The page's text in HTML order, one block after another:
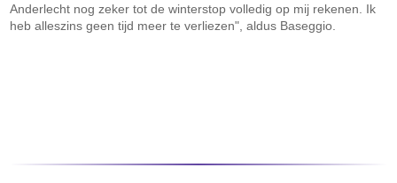
Anderlecht nog zeker tot de winterstop volledig op mij rekenen. Ik
heb alleszins geen tijd meer te verliezen", aldus Baseggio.